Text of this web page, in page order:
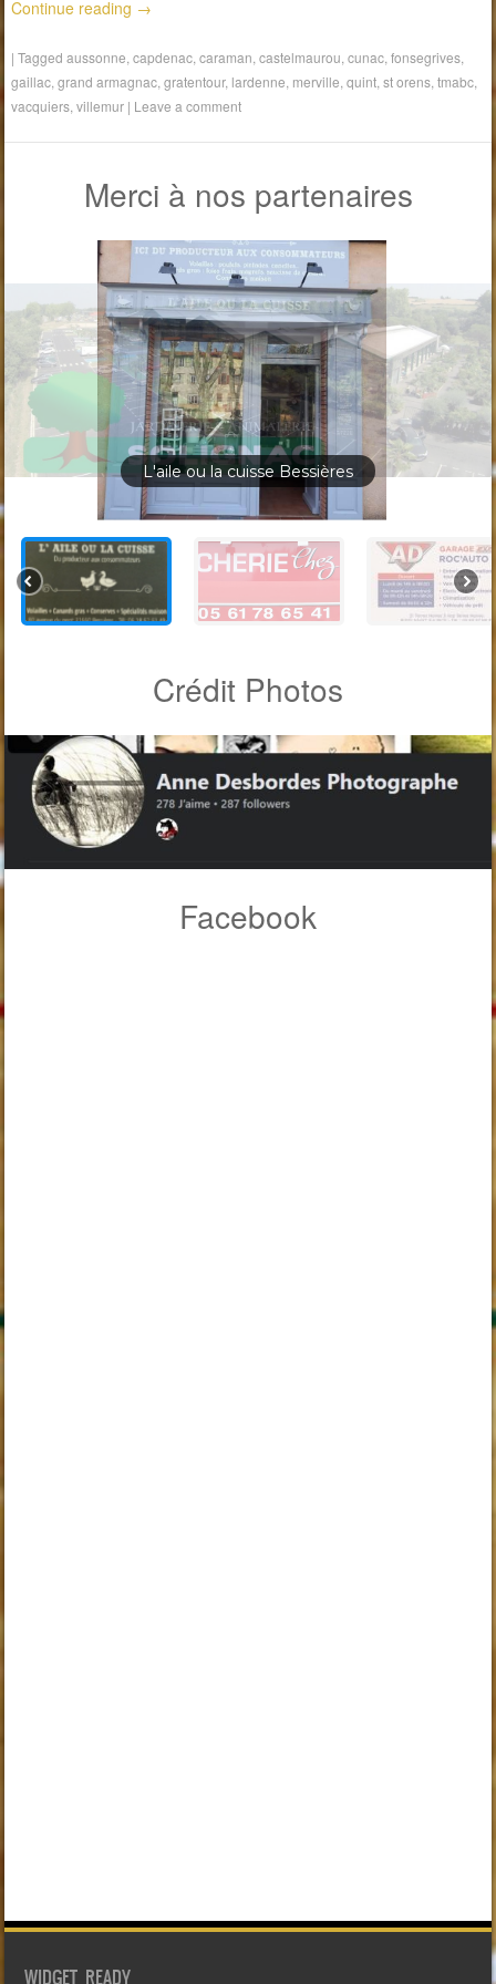
Continue reading →
|Taggedaussonne ,capdenac ,caraman ,castelmaurou ,cunac ,fonsegrives
gaillac ,grand armagnac ,gratentour, lardenne merville ,quint ,st orens ,tmabc
vacquiers ,villemur | Leave a comment
Merci à nos partenaires
L'aile ou la cuisse Bessières
Crédit Photos
Facebook
WIDGET READY